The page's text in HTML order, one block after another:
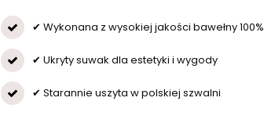
✔ Wykonana z wysokiej jakości bawełny 100%
✔ Ukryty suwak dla estetyki i wygody
✔ Starannie uszyta w polskiej szwalni